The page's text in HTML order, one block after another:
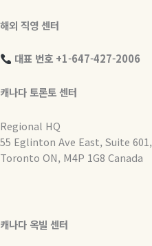
해외 직영 센터
대표 번호 +1-647-427-2006
캐나다 토론토 센터
Regional HQ
55 Eglinton Ave East, Suite 601,
Toronto ON, M4P 1G8 Canada
캐나다 옥빌 센터